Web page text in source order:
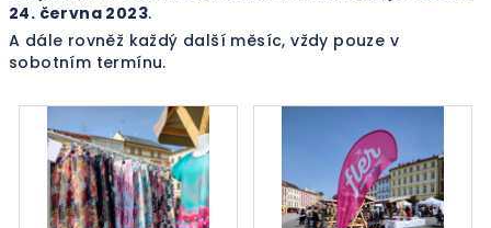
24. června 2023.
A dále rovněž každý další měsíc, vždy pouze v
sobotním termínu.